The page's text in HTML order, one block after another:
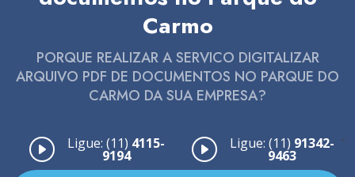
Carmo
PORQUE REALIZAR A SERVICO DIGITALIZAR
ARQUIVO PDF DE DOCUMENTOS NO PARQUE DO
CARMO DA SUA EMPRESA?
Ligue: (11) 4115-
9194
Ligue: (11) 91342-
9463
-